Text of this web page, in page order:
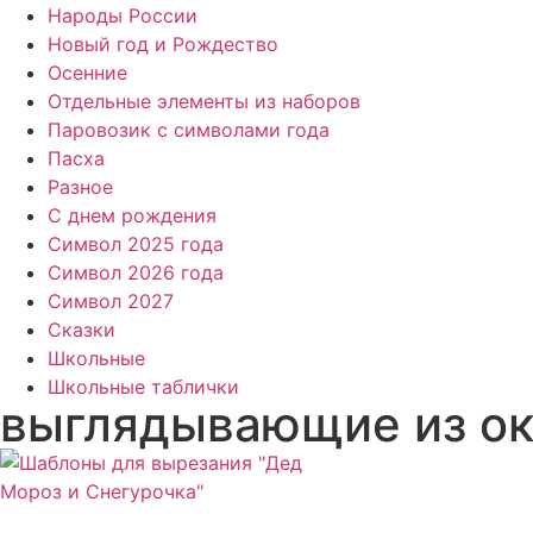
Народы России
Новый год и Рождество
Осенние
Отдельные элементы из наборов
Паровозик с символами года
Пасха
Разное
С днем рождения
Символ 2025 года
Символ 2026 года
Символ 2027
Сказки
Школьные
Школьные таблички
выглядывающие из